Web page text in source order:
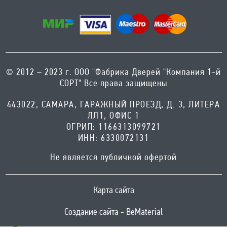
© 2012 – 2023 г. ООО "Фабрика Дверей "Компания 1-й
СОРТ" Все права защищены
443022, САМАРА, ГАРАЖНЫЙ ПРОЕЗД, Д. 3, ЛИТЕРА
ЛЛ1, ОФИС 1
ОГРИП: 1166313099721
ИНН: 6330072131
Не является публичной офертой
Карта сайта
Создание сайта - BeMaterial